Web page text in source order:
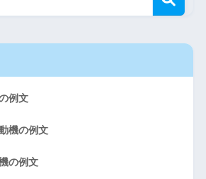
例文
機の例文
の例文